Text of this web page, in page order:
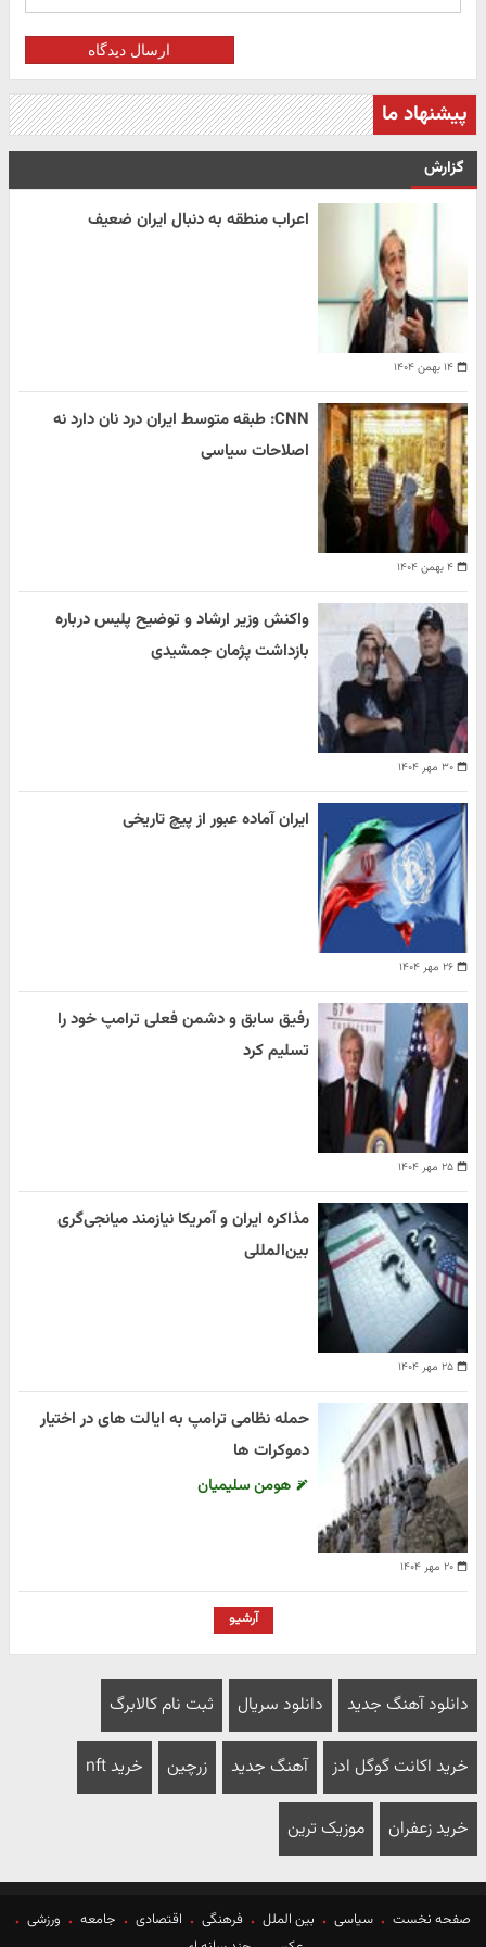
ارسال دیدگاه
پیشنهاد ما
گزارش
۱۴ بهمن ۱۴۰۴
اعراب منطقه به دنبال ایران ضعیف
۴ بهمن ۱۴۰۴
CNN: طبقه متوسط ایران درد نان دارد نه
اصلاحات سیاسی
۳۰ مهر ۱۴۰۴
واکنش وزیر ارشاد و توضیح پلیس درباره
بازداشت پژمان جمشیدی
۲۶ مهر ۱۴۰۴
ایران آماده عبور از پیچ تاریخی
۲۵ مهر ۱۴۰۴
رفیق سابق و دشمن فعلی ترامپ خود را
تسلیم کرد
۲۵ مهر ۱۴۰۴
مذاکره ایران و آمریکا نیازمند میانجی‌گری
بین‌المللی
۲۰ مهر ۱۴۰۴
حمله نظامی ترامپ به ایالت های در اختیار
دموکرات ها
هومن سلیمیان
آرشیو
دانلود آهنگ جدید دانلود سریال ثبت نام کالابرگ
خرید اکانت گوگل ادز آهنگ جدید زرچین خرید nft
خرید زعفران موزیک ترین
صفحه نخست سیاسی بین الملل فرهنگی اقتصادی جامعه
ورزشی